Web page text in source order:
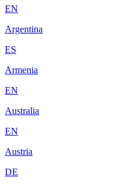
EN
Argentina
ES
Armenia
EN
Australia
EN
Austria
DE